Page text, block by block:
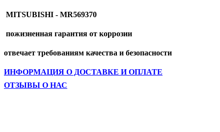
MITSUBISHI - MR569370
пожизненная гарантия от коррозии
отвечает требованиям качества и безопасности
ИНФОРМАЦИЯ О ДОСТАВКЕ И ОПЛАТЕ
ОТЗЫВЫ О НАС